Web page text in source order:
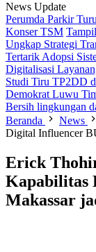
News Update
Perumda Parkir
Konser TSM
Ungkap Strategi
Tertarik Adopsi
Digitalisasi
Studi Tiru TP2DD
Demokrat Luwu
Bersih lingkungan
Beranda
News
Digital Influencer
Erick
Kapabilitas
Makassar